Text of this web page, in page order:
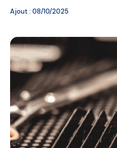
Ajout : 08/10/2025
A VENDRE